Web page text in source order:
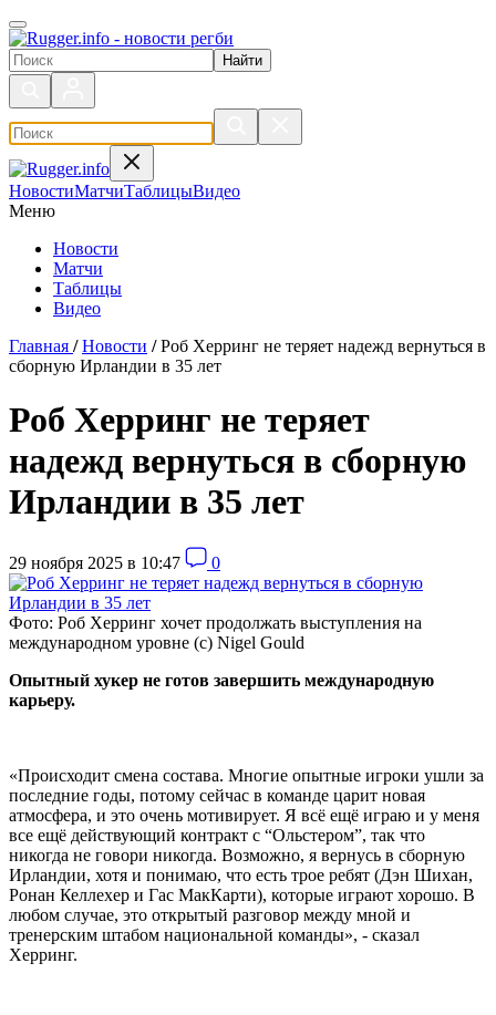
Поиск по сайту
НовостиМатчиТаблицыВидео
Меню
Новости
Матчи
Таблицы
Видео
Главная / Новости / Роб Херринг не теряет надежд вернуться в
сборную Ирландии в 35 лет
Роб Херринг не теряет
надежд вернуться в сборную
Ирландии в 35 лет
29 ноября 2025 в 10:47 0
Фото: Роб Херринг хочет продолжать выступления на
международном уровне (c) Nigel Gould
Опытный хукер не готов завершить международную
карьеру.
«Происходит смена состава. Многие опытные игроки ушли за
последние годы, потому сейчас в команде царит новая
атмосфера, и это очень мотивирует. Я всё ещё играю и у меня
все ещё действующий контракт с “Ольстером”, так что
никогда не говори никогда. Возможно, я вернусь в сборную
Ирландии, хотя и понимаю, что есть трое ребят (Дэн Шихан,
Ронан Келлехер и Гас МакКарти), которые играют хорошо. В
любом случае, это открытый разговор между мной и
тренерским штабом национальной команды», - сказал
Херринг.